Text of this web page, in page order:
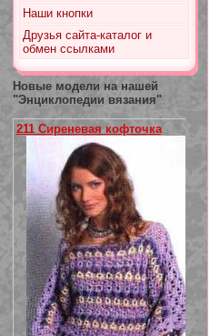
Наши кнопки
Друзья сайта-каталог и
обмен ссылками
Новые модели на нашей
"Энциклопедии вязания"
211 Сиреневая кофточка